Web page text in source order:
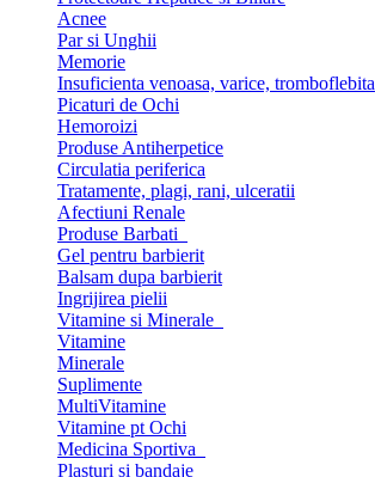
Acnee
Par si Unghii
Memorie
Insuficienta venoasa, varice, tromboflebita
Picaturi de Ochi
Hemoroizi
Produse Antiherpetice
Circulatia periferica
Tratamente, plagi, rani, ulceratii
Afectiuni Renale
Produse Barbati
Gel pentru barbierit
Balsam dupa barbierit
Ingrijirea pielii
Vitamine si Minerale
Vitamine
Minerale
Suplimente
MultiVitamine
Vitamine pt Ochi
Medicina Sportiva
Plasturi si bandaje